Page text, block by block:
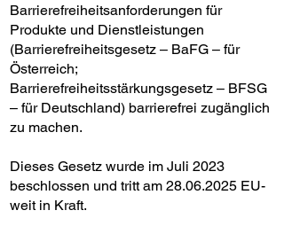
Barrierefreiheitsanforderungen für
Produkte und Dienstleistungen
(Barrierefreiheitsgesetz – BaFG – für
Österreich;
Barrierefreiheitsstärkungsgesetz – BFSG
– für Deutschland) barrierefrei zugänglich
zu machen.
Dieses Gesetz wurde im Juli 2023
beschlossen und tritt am28.06.2025 EU-
weit in Kraft.